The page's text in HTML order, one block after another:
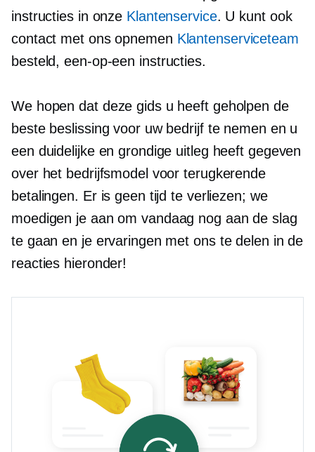
instructies in onze Klantenservice. U kunt ook
contact met ons opnemen Klantenserviceteam
besteld,een-op-een instructies.
We hopen dat deze gids u heeft geholpen de
beste beslissing voor uw bedrijf te nemen en u
een duidelijke en grondige uitleg heeft gegeven
over het bedrijfsmodel voor terugkerende
betalingen. Er is geen tijd te verliezen; we
moedigen je aan om vandaag nog aan de slag
te gaan en je ervaringen met ons te delen in de
reacties hieronder!